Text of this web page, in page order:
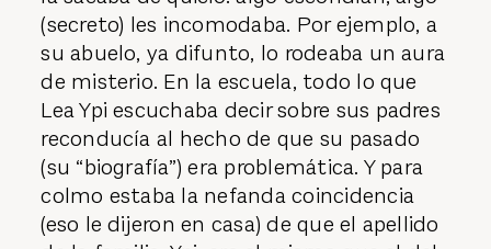
(secreto) les incomodaba. Por ejemplo, a
su abuelo, ya difunto, lo rodeaba un aura
de misterio. En la escuela, todo lo que
Lea Ypi escuchaba decir sobre sus padres
reconducía al hecho de que su pasado
(su “biografía”) era problemática. Y para
colmo estaba la nefanda coincidencia
(eso le dijeron en casa) de que el apellido